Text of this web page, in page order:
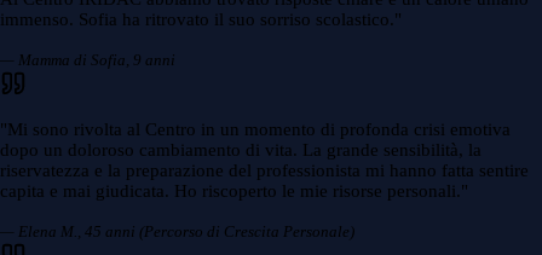
immenso. Sofia ha ritrovato il suo sorriso scolastico."
— Mamma di Sofia, 9 anni
"Mi sono rivolta al Centro in un momento di profonda crisi emotiva
dopo un doloroso cambiamento di vita. La grande sensibilità, la
riservatezza e la preparazione del professionista mi hanno fatta sentire
capita e mai giudicata. Ho riscoperto le mie risorse personali."
— Elena M., 45 anni (Percorso di Crescita Personale)